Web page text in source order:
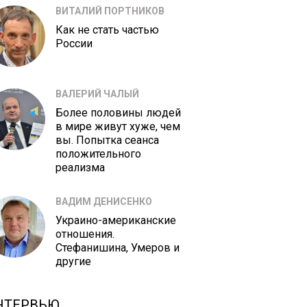
ВИТАЛИЙ ПОРТНИКОВ
Как не стать частью
России
ВАЛЕРИЙ ЧАЛЫЙ
Более половины людей
в мире живут хуже, чем
вы. Попытка сеанса
положительного
реализма
ВАДИМ ДЕНИСЕНКО
Украино-американские
отношения.
Стефанишина, Умеров и
другие